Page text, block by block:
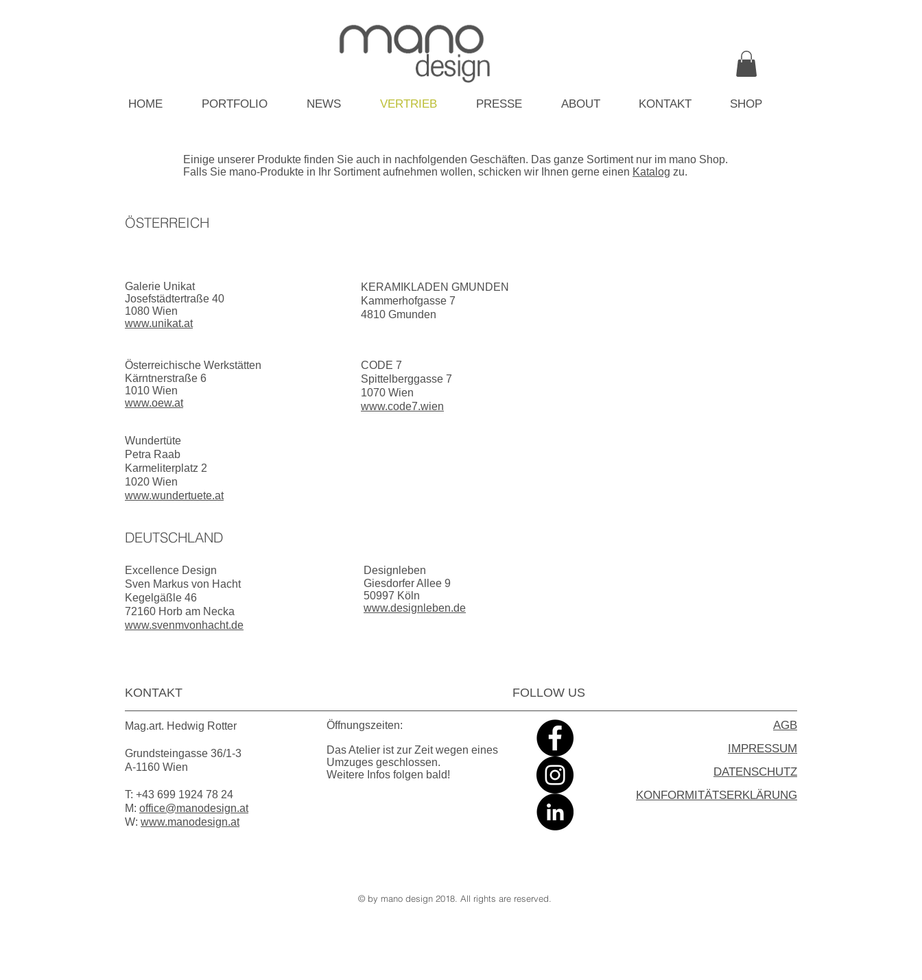
HOME PORTFOLIO NEWS VERTRIEB PRESSE ABOUT KONTAKT SHOP
Einige unserer Produkte finden Sie auch in nachfolgenden Geschäften. Das ganze Sortiment nur im mano Shop.
Falls Sie mano-Produkte in Ihr Sortiment aufnehmen wollen, schicken wir Ihnen gerne einen Katalog zu.
ÖSTERREICH
Galerie Unikat
Josefstädtertraße 40
1080 Wien
www.unikat.at
Österreichische Werkstätten
Kärntnerstraße 6
1010 Wien
www.oew.at
KERAMIKLADEN GMUNDEN
Kammerhofgasse 7
4810 Gmunden
CODE 7
Spittelberggasse 7
1070 Wien
www.code7.wien
Wundertüte
Petra Raab
Karmeliterplatz 2
1020 Wien
www.wundertuete.at
DEUTSCHLAND
Excellence Design
Sven Markus von Hacht
Kegelgäßle 46
72160 Horb am Necka
www.svenmvonhacht.de
Designleben
Giesdorfer Allee 9
50997 Köln
www.designleben.de
KONTAKT FOLLOW US
Mag.art. Hedwig Rotter
Grundsteingasse 36/1-3
A-1160 Wien
T: +43 699 1924 78 24
M: office@manodesign.at
W: www.manodesign.at
Öffnungszeiten:
Das Atelier ist zur Zeit wegen eines
Umzuges geschlossen.
Weitere Infos folgen bald!
AGB
IMPRESSUM
DATENSCHUTZ
KONFORMITÄTSERKLÄRUNG
© by mano design 2018. All rights are reserved.